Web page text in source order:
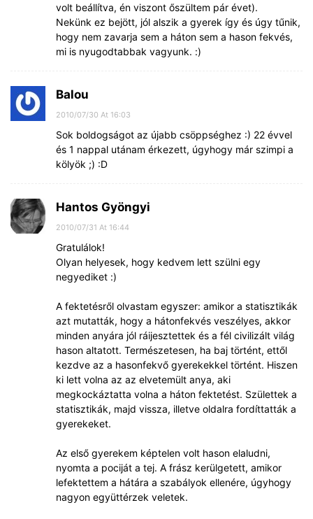
volt beállítva, én viszont őszültem pár évet).
Nekünk ez bejött, jól alszik a gyerek így és úgy tűnik,
hogy nem zavarja sem a háton sem a hason fekvés,
mi is nyugodtabbak vagyunk. :)
Balou
2010/07/30 At 16:03
Sok boldogságot az újabb csöppséghez :) 22 évvel
és 1 nappal utánam érkezett, úgyhogy már szimpi a
kölyök ;) :D
Hantos Gyöngyi
2010/07/31 At 16:44
Gratulálok!
Olyan helyesek, hogy kedvem lett szülni egy
negyediket :)
A fektetésről olvastam egyszer: amikor a statisztikák
azt mutatták, hogy a hátonfekvés veszélyes, akkor
minden anyára jól ráijesztettek és a fél civilizált világ
hason altatott. Természetesen, ha baj történt, ettől
kezdve az a hasonfekvő gyerekekkel történt. Hiszen
ki lett volna az az elvetemült anya, aki
megkockáztatta volna a háton fektetést. Születtek a
statisztikák, majd vissza, illetve oldalra fordíttatták a
gyerekeket.
Az első gyerekem képtelen volt hason elaludni,
nyomta a pociját a tej. A frász kerülgetett, amikor
lefektettem a hátára a szabályok ellenére, úgyhogy
nagyon együttérzek veletek.